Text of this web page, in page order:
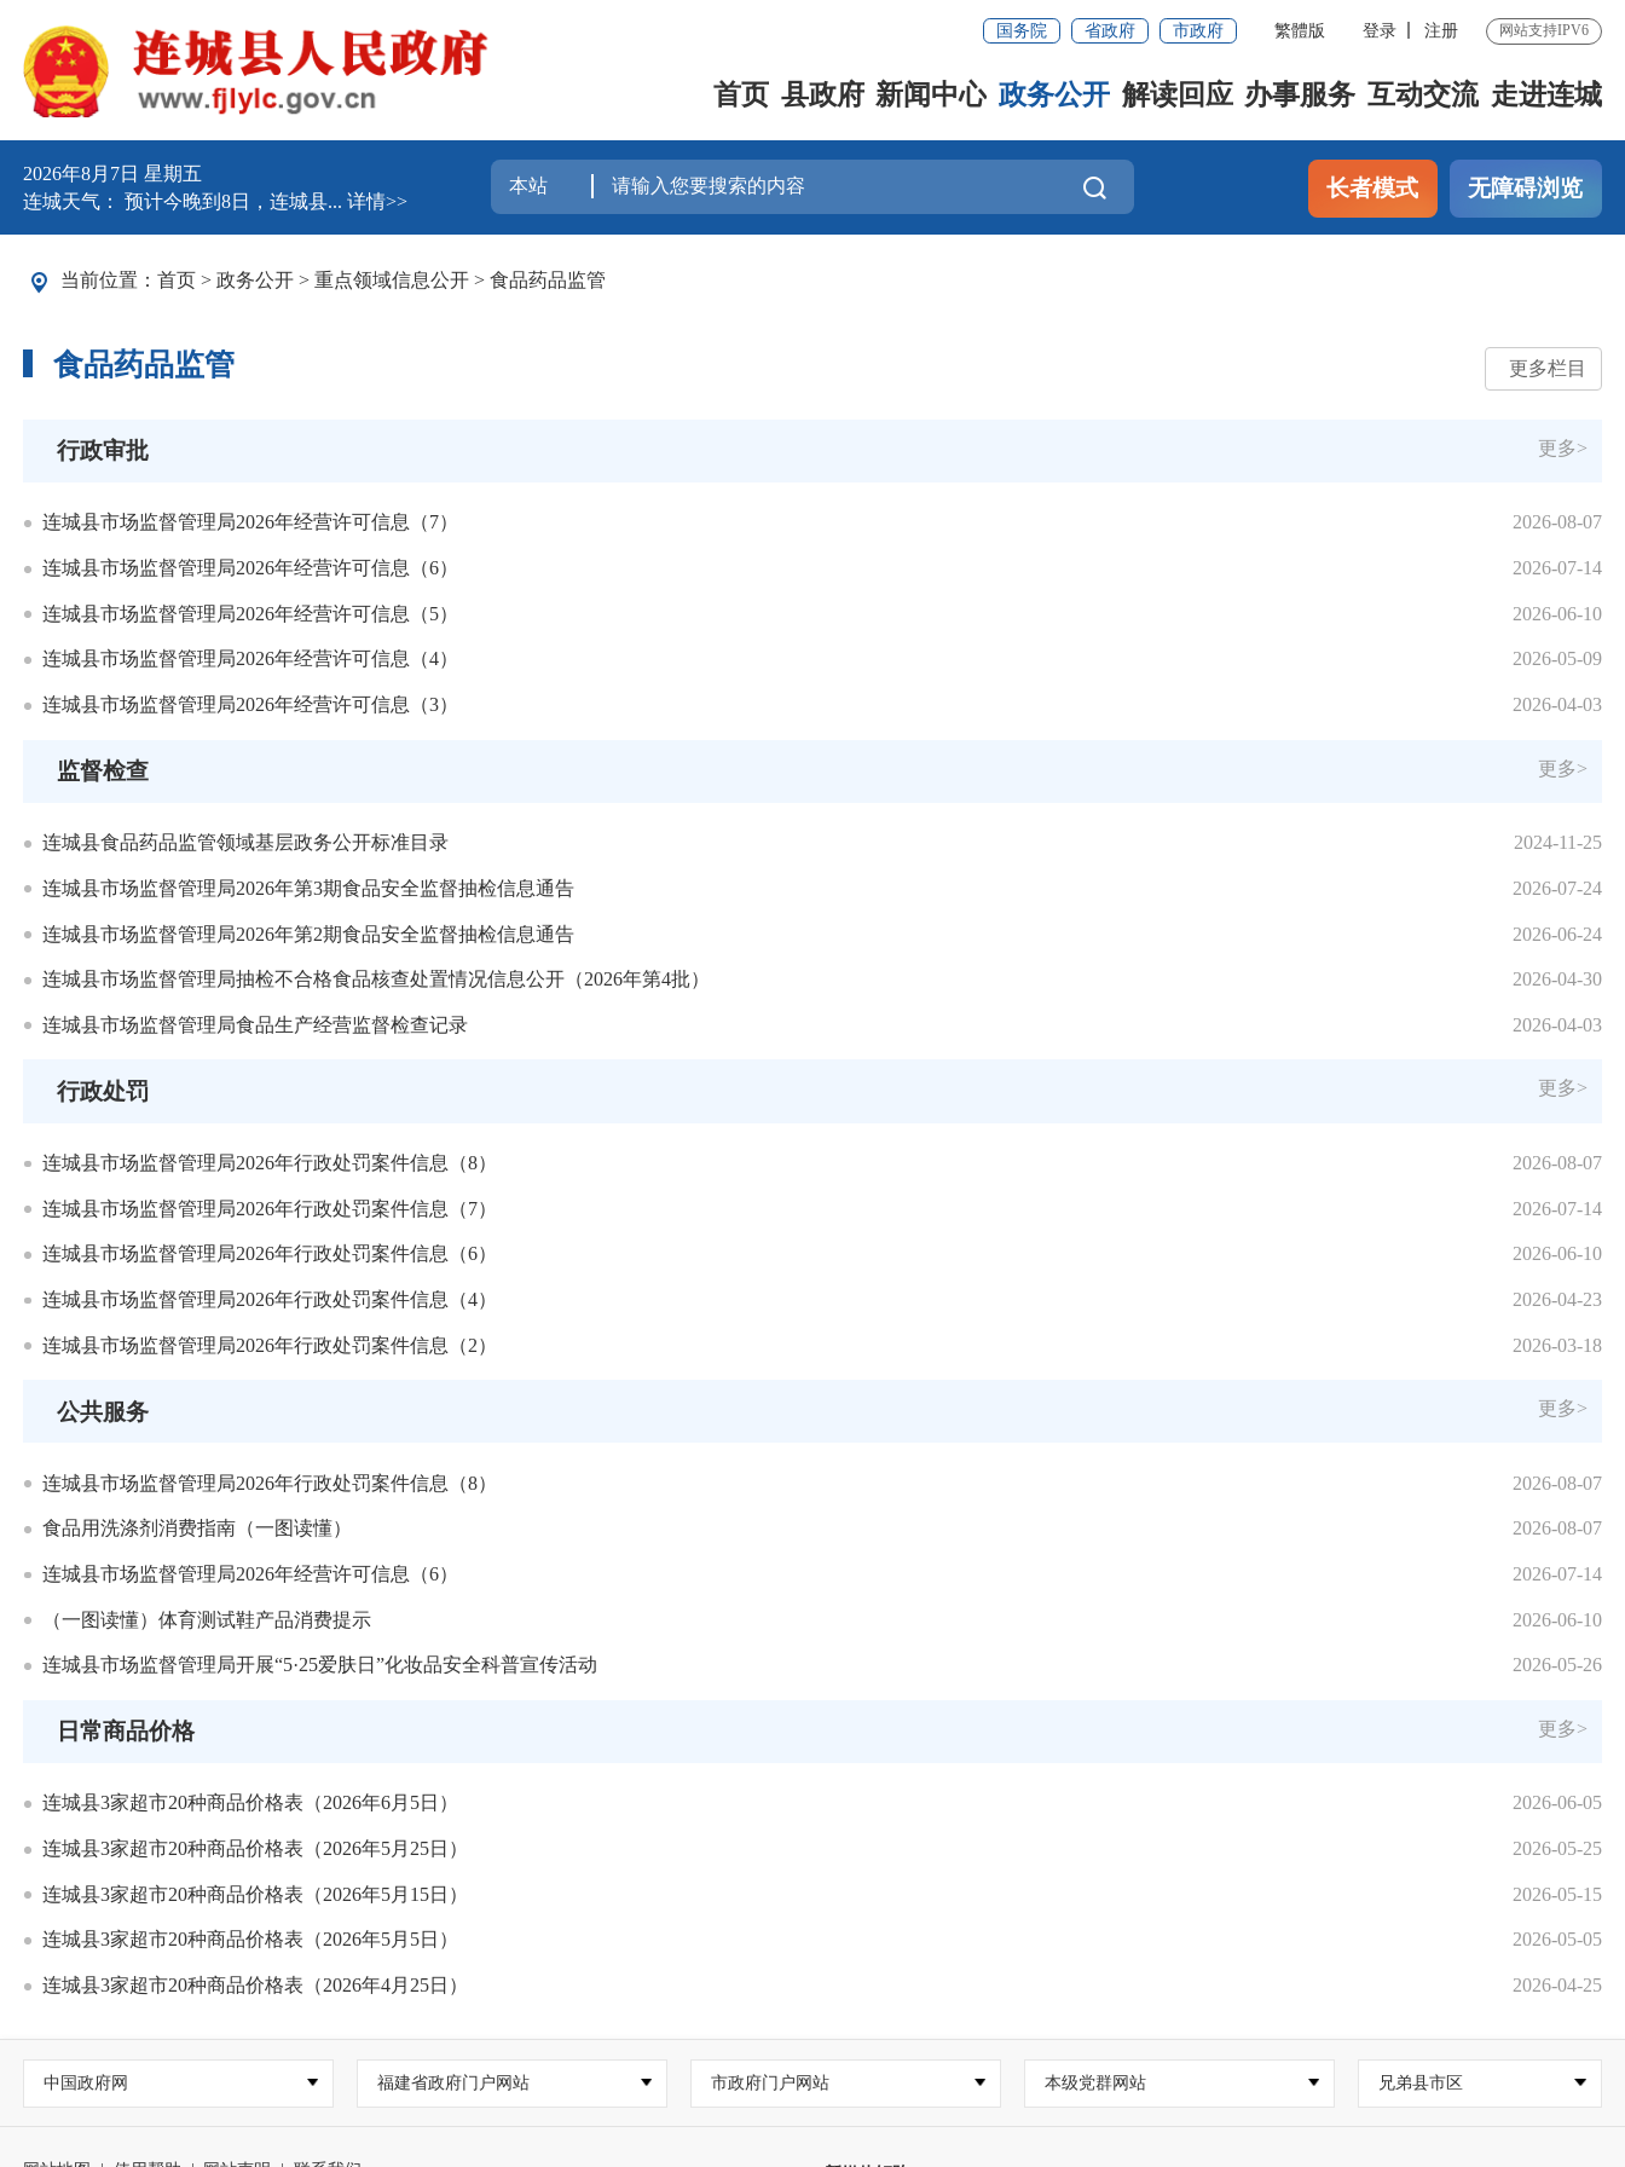
国务院 省政府 市政府 繁體版 登录 注册 网站支持IPV6
首页 县政府 新闻中心 政务公开 解读回应 办事服务 互动交流 走进连城
2026年8月7日 星期五
连城天气： 预计今晚到8日，连城县...详情>>
长者模式 无障碍浏览
当前位置： 首页 > 政务公开 > 重点领域信息公开 > 食品药品监管
食品药品监管 更多栏目
行政审批 更多>
连城县市场监督管理局2026年经营许可信息（7） 2026-08-07
连城县市场监督管理局2026年经营许可信息（6） 2026-07-14
连城县市场监督管理局2026年经营许可信息（5） 2026-06-10
连城县市场监督管理局2026年经营许可信息（4） 2026-05-09
连城县市场监督管理局2026年经营许可信息（3） 2026-04-03
监督检查 更多>
连城县食品药品监管领域基层政务公开标准目录 2024-11-25
连城县市场监督管理局2026年第3期食品安全监督抽检信息通告 2026-07-24
连城县市场监督管理局2026年第2期食品安全监督抽检信息通告 2026-06-24
连城县市场监督管理局抽检不合格食品核查处置情况信息公开（2026年第4批） 2026-04-30
连城县市场监督管理局食品生产经营监督检查记录 2026-04-03
行政处罚 更多>
连城县市场监督管理局2026年行政处罚案件信息（8） 2026-08-07
连城县市场监督管理局2026年行政处罚案件信息（7） 2026-07-14
连城县市场监督管理局2026年行政处罚案件信息（6） 2026-06-10
连城县市场监督管理局2026年行政处罚案件信息（4） 2026-04-23
连城县市场监督管理局2026年行政处罚案件信息（2） 2026-03-18
公共服务 更多>
连城县市场监督管理局2026年行政处罚案件信息（8） 2026-08-07
食品用洗涤剂消费指南（一图读懂） 2026-08-07
连城县市场监督管理局2026年经营许可信息（6） 2026-07-14
（一图读懂）体育测试鞋产品消费提示 2026-06-10
连城县市场监督管理局开展“5·25爱肤日”化妆品安全科普宣传活动 2026-05-26
日常商品价格 更多>
连城县3家超市20种商品价格表（2026年6月5日） 2026-06-05
连城县3家超市20种商品价格表（2026年5月25日） 2026-05-25
连城县3家超市20种商品价格表（2026年5月15日） 2026-05-15
连城县3家超市20种商品价格表（2026年5月5日） 2026-05-05
连城县3家超市20种商品价格表（2026年4月25日） 2026-04-25
中国政府网 福建省政府门户网站 市政府门户网站 本级党群网站 兄弟县市区